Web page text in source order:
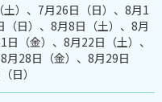
）、7月26日（日）、8月1
（日）、8月8日（土）、8月
（金）、8月22日（土）、
月28日（金）、8月29日
日）